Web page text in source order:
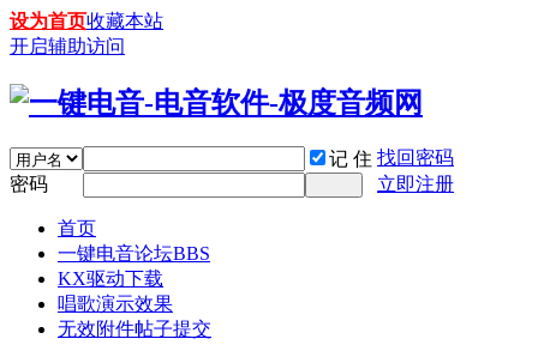
设为首页收藏本站
开启辅助访问
记 住 找回密码
密码
立即注册
首页
一键电音论坛BBS
KX驱动下载
唱歌演示效果
无效附件帖子提交